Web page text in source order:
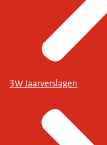
3W Jaarverslagen